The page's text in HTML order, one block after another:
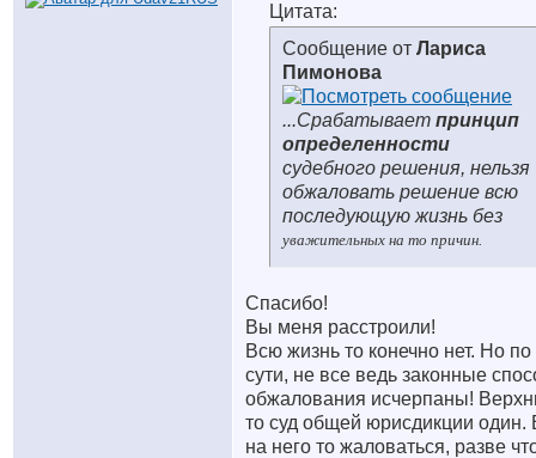
Цитата:
Сообщение от Лариса
Пимонова
...Срабатывает принцип
определенности
судебного решения, нельзя
обжаловать решение всю
последующую жизнь без
уважительных на то причин.
Спасибо!
Вы меня расстроили!
Всю жизнь то конечно нет. Но по
сути, не все ведь законные
обжалования исчерпаны!
то суд общей юрисдикции один.
на него то жаловаться, разве